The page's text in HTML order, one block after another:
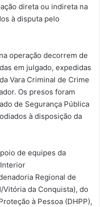
direta ou indireta na
à disputa pelo
operação decorrem de
em julgado, expedidas
Vara Criminal de Crime
Os presos foram
de Segurança Pública
à disposição da
de equipes da
Regional de
Vitória da Conquista), do
à Pessoa (DHPP),